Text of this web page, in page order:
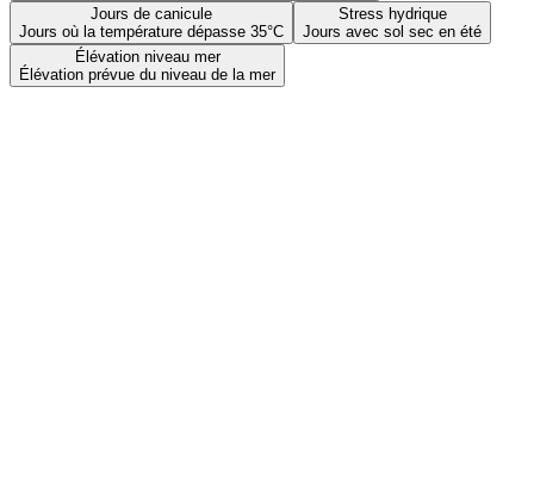
Jours de canicule
Jours où la température dépasse 35°C
Stress hydrique
Jours avec sol sec en été
Élévation niveau mer
Élévation prévue du niveau de la mer